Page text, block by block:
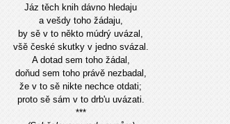
Jáz těch knih dávno hledaju
a vešdy toho žádaju,
by sě v to někto múdrý uvázal,
všě české skutky v jedno svázal.
A dotad sem toho žádal,
doňud sem toho právě nezbadal,
že v to sě nikte nechce otdati;
proto sě sám v to drb'u uvázati.
***